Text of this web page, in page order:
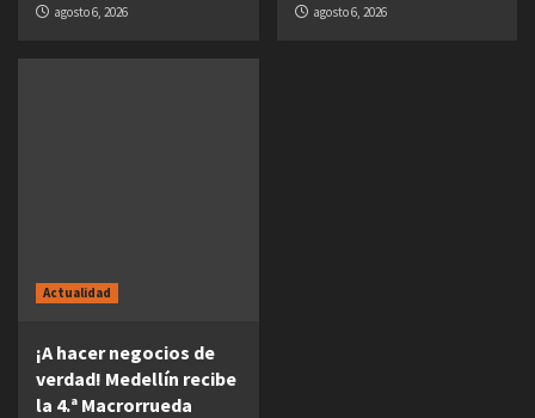
agosto 6, 2026
agosto 6, 2026
Actualidad
¡A hacer negocios de
verdad! Medellín recibe
la 4.ª Macrorrueda